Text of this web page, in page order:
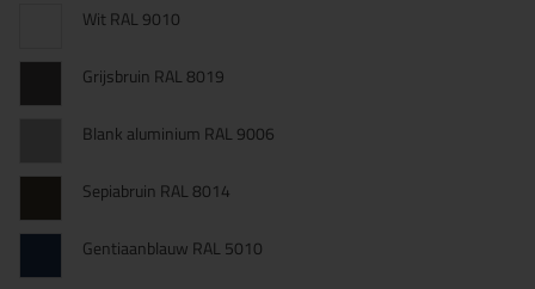
Wit RAL 9010
Grijsbruin RAL 8019
Blank aluminium RAL 9006
Sepiabruin RAL 8014
Gentiaanblauw RAL 5010